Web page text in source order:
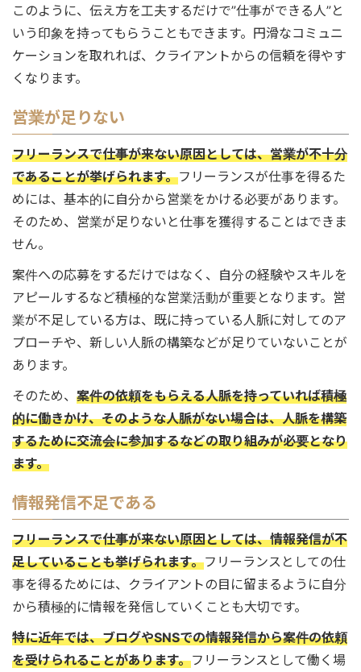
このように、伝え方を工夫するだけで”仕事ができる人”と
いう印象を持ってもらうこともできます。円滑なコミュニ
ケーションを取れれば、クライアントからの信頼を得やす
くなります。
営業が足りない
フリーランスで仕事が来ない原因としては、営業が不十分
であることが挙げられます。フリーランスが仕事を得るた
めには、基本的に自分から営業をかける必要があります。
そのため、営業が足りないと仕事を獲得することはできま
せん。
案件への応募をするだけではなく、自分の経験やスキルを
アピールするなど積極的な営業活動が重要となります。営
業が不足している方は、既に持っている人脈に対してのア
プローチや、新しい人脈の構築などが足りていないことが
あります。
そのため、 案件の依頼をもらえる人脈を持っていれば積極
的に働きかけ、そのような人脈がない場合は、人脈を構築
するために交流会に参加するなどの取り組みが必要となり
ます。
情報発信不足である
フリーランスで仕事が来ない原因としては、情報発信が不
足していることも挙げられます。フリーランスとしての仕
事を得るためには、クライアントの目に留まるように自分
から積極的に情報を発信していくことも大切です。
特に近年では、ブログやSNSでの情報発信から案件の依頼
を受けられることがあります。フリーランスとして働く場